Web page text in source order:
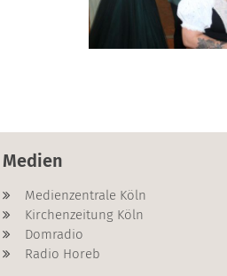
Medien
Medienzentrale Köln
Kirchenzeitung Köln
Domradio
Radio Horeb